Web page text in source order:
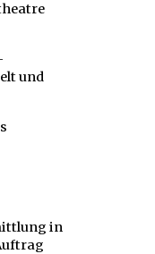
und
in